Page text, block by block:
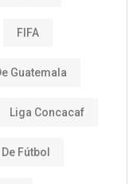
FIFA
Guatemala
Liga Concacaf
Fútbol